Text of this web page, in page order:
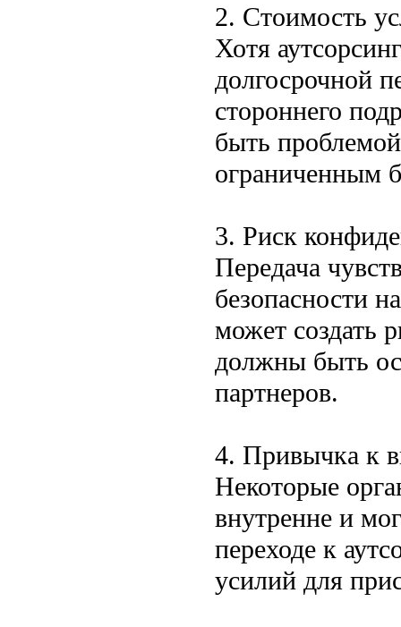
2. Стоимость
Хотя
долгосрочной
стороннего
быть
ограниченным
3. Риск
Передача
безопасности
может создать
должны быть
партнеров.
4. Привычка к
Некоторые
внутренне и
переходе к
усилий для